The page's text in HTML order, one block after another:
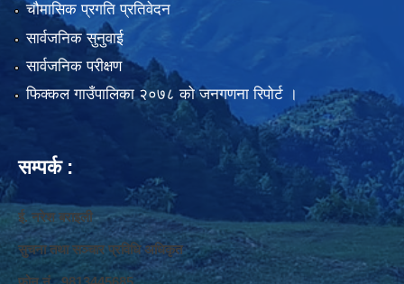
चौमासिक प्रगति प्रतिवेदन
सार्वजनिक सुनुवाई
सार्वजनिक परीक्षण
फिक्कल गाउँपालिका २०७८ को जनगणना रिपोर्ट ।
सम्पर्क :
ई. नरेश बराइली
सुचना तथा सञ्‍चार प्रविधि अधिकृत